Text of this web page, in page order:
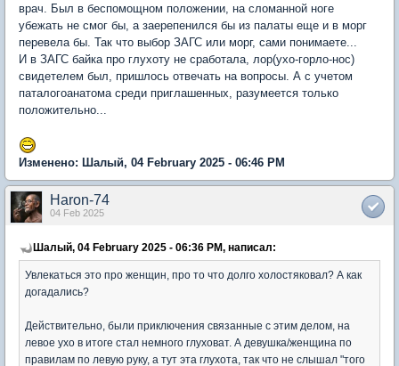
врач. Был в беспомощном положении, на сломанной ноге
убежать не смог бы, а заерепенился бы из палаты еще и в морг
перевела бы. Так что выбор ЗАГС или морг, сами понимаете...
И в ЗАГС байка про глухоту не сработала, лор(ухо-горло-нос)
свидетелем был, пришлось отвечать на вопросы. А с учетом
паталогоанатома среди приглашенных, разумеется только
положительно...
Изменено: Шалый, 04 February 2025 - 06:46 PM
Haron-74
04 Feb 2025
Шалый, 04 February 2025 - 06:36 PM, написал:
Увлекаться это про женщин, про то что долго холостяковал? А как
догадались?
Действительно, были приключения связанные с этим делом, на
левое ухо в итоге стал немного глуховат. А девушка/женщина по
правилам по левую руку, а тут эта глухота, так что не слышал "того